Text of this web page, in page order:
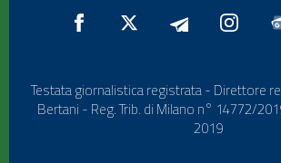
Testata giornalistica registrata - Direttore
Bertani - Reg. Trib. di Milano n° 14772/
2019